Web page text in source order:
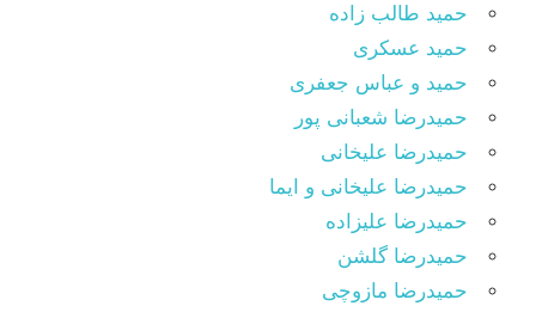
حمید طالب زاده
حمید عسکری
حمید و عباس جعفری
حمیدرضا شعبانی پور
حمیدرضا علیخانی
حمیدرضا علیخانی و ایما
حمیدرضا علیزاده
حمیدرضا گلشن
حمیدرضا مازوچی